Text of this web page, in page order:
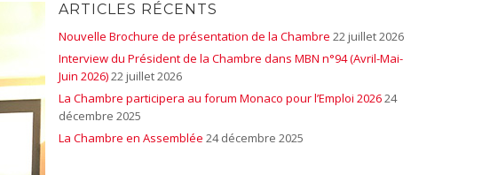
ARTICLES RÉCENTS
Nouvelle Brochure de présentation de la Chambre 22 juillet 2026
Interview du Président de la Chambre dans MBN n°94 (Avril-Mai-
Juin 2026)22 juillet 2026
La Chambre participera au forum Monaco pour l’Emploi 202624
décembre 2025
La Chambre en Assemblée 24 décembre 2025